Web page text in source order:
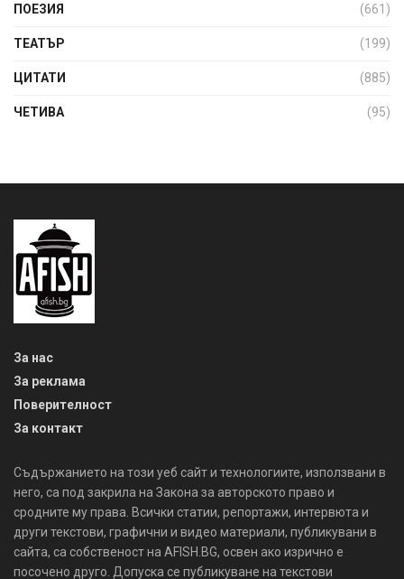
ПОЕЗИЯ (661)
ТЕАТЪР (199)
ЦИТАТИ (885)
ЧЕТИВА (95)
За нас
За реклама
Поверителност
За контакт
Съдържанието на този уеб сайт и технологиите, използвани в
него, са под закрила на Закона за авторското право и
сродните му права. Всички статии, репортажи, интервюта и
други текстови, графични и видео материали, публикувани в
сайта, са собственост на AFISH.BG, освен ако изрично е
посочено друго. Допуска се публикуване на текстови